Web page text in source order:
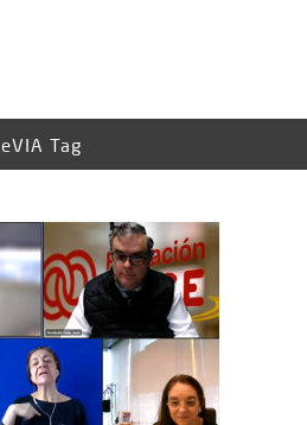
eVIA Tag